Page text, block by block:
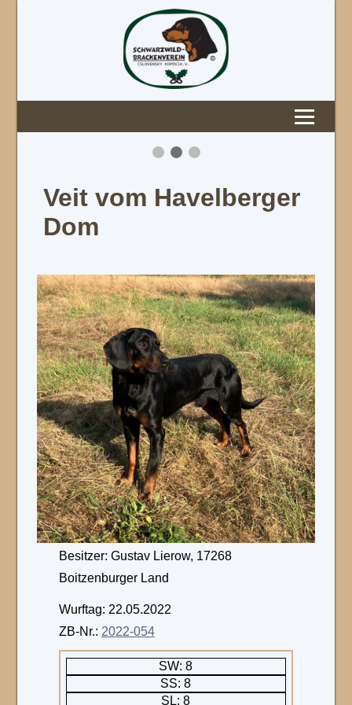
Veit vom Havelberger
Dom
Besitzer: Gustav Lierow, 17268
Boitzenburger Land
Wurftag: 22.05.2022
ZB-Nr.: 2022-054
SW: 8
SS: 8
SL: 8